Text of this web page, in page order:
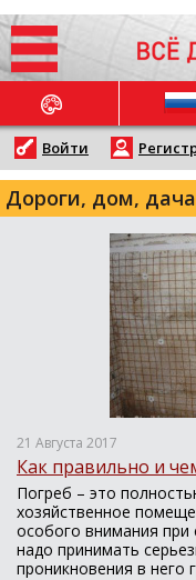
НОВОСТИ
Войти
Дороги, дом, дача
21 Августа 2017
Как правильно и
Погреб – это
хозяйственное
особого внимания при
надо принимать
проникновения в него